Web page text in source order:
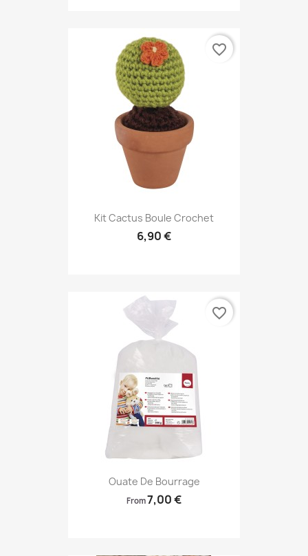
Kit Cactus Boule Crochet
6,90 €
favorite_border
Ouate De Bourrage
From7,00 €
favorite_border